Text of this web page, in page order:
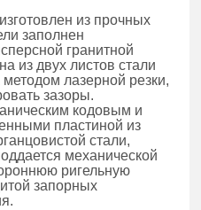
из прочных
заполнен
гранитной
из двух листов стали
лазерной резки,
зазоры.
кодовым и
пластиной из
стали,
механической
ригельную
запорных